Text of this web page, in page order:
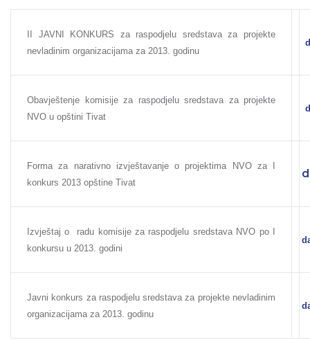
II JAVNI KONKURS za raspodjelu sredstava za projekte
nevladinim organizacijama za 2013. godinu
Obavještenje komisije za raspodjelu sredstava za projekte
NVO u opštini Tivat
Forma za narativno izvještavanje o projektima NVO za I
konkurs 2013 opštine Tivat
Izvještaj o radu komisije za raspodjelu sredstava NVO po I
konkursu u 2013. godini
Javni konkurs za raspodjelu sredstava za projekte nevladinim
organizacijama za 2013. godinu